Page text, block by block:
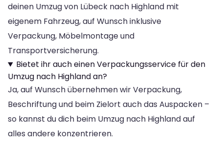
deinen Umzug von Lübeck nach Highland mit
eigenem Fahrzeug, auf Wunsch inklusive
Verpackung, Möbelmontage und
Transportversicherung.
Bietet ihr auch einen Verpackungsservice für den
Umzug nach Highland an?
Ja, auf Wunsch übernehmen wir Verpackung,
Beschriftung und beim Zielort auch das Auspacken –
so kannst du dich beim Umzug nach Highland auf
alles andere konzentrieren.